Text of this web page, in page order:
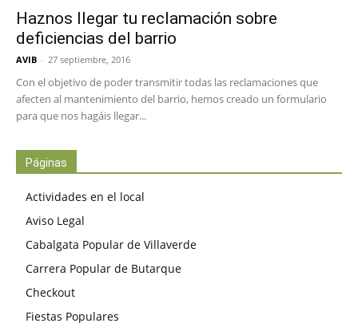
Haznos llegar tu reclamación sobre
deficiencias del barrio
AVIB - 27 septiembre, 2016
Con el objetivo de poder transmitir todas las reclamaciones que
afecten al mantenimiento del barrio, hemos creado un formulario
para que nos hagáis llegar...
Páginas
Actividades en el local
Aviso Legal
Cabalgata Popular de Villaverde
Carrera Popular de Butarque
Checkout
Fiestas Populares